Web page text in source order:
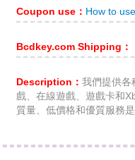
Coupon use： How to
Bcdkey.com Shipping：
Description： 我們提供各
戲、在線遊戲、遊戲卡和
質量、低價格和優質服務